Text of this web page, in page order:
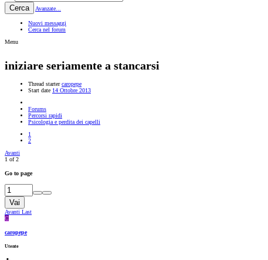
Cerca Avanzate...
Nuovi messaggi
Cerca nel forum
Menu
iniziare seriamente a stancarsi
Thread starter caropepe
Start date 14 Ottobre 2013
Forums
Percorsi rapidi
Psicologia e perdita dei capelli
1
2
Avanti
1 of 2
Go to page
Vai
Avanti Last
C
caropepe
Utente